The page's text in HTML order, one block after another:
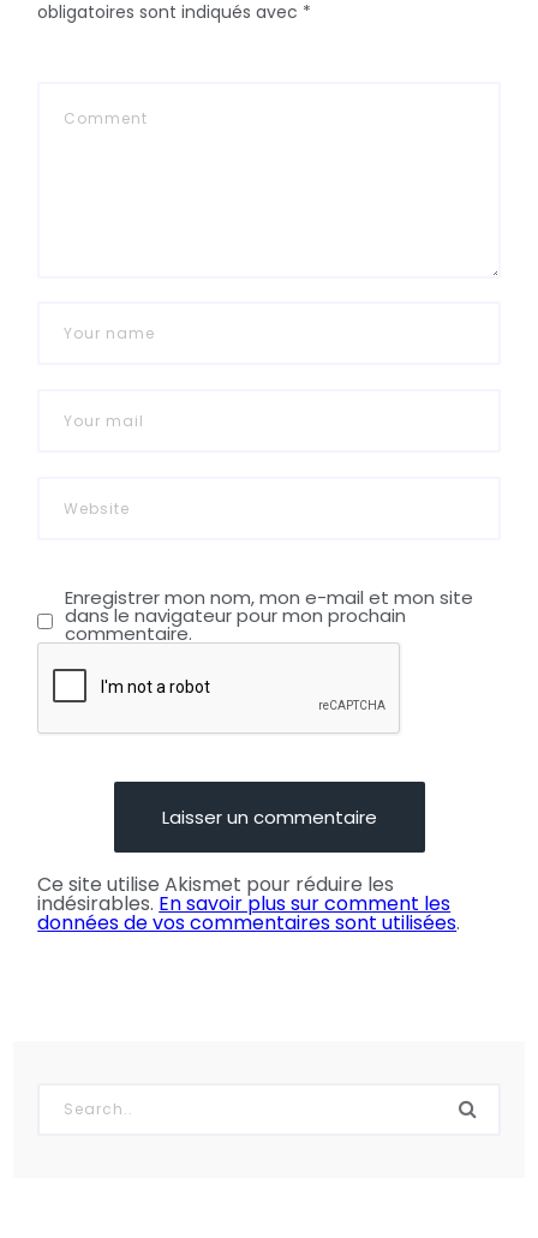
obligatoires sont indiqués avec *
Enregistrer mon nom, mon e-mail et mon site
dans le navigateur pour mon prochain
commentaire.
Ce site utilise Akismet pour réduire les
indésirables. En savoir plus sur comment les
données de vos commentaires sont utilisées.